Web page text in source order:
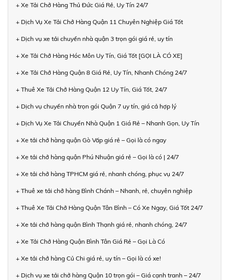
+ Xe Tải Chở Hàng Thủ Đức Giá Rẻ, Uy Tín 24/7
+ Dịch Vụ Xe Tải Chở Hàng Quận 11 Chuyên Nghiệp Giá Tốt
+ Dịch vụ xe tải chuyển nhà quận 3 trọn gói giá rẻ, uy tín
+ Xe Tải Chở Hàng Hóc Môn Uy Tín, Giá Tốt [GỌI LÀ CÓ XE]
+ Xe Tải Chở Hàng Quận 8 Giá Rẻ, Uy Tín, Nhanh Chóng 24/7
+ Thuê Xe Tải Chở Hàng Quận 12 Uy Tín, Giá Tốt, 24/7
+ Dịch vụ chuyển nhà trọn gói Quận 7 uy tín, giá cả hợp lý
+ Dịch Vụ Xe Tải Chuyển Nhà Quận 1 Giá Rẻ – Nhanh Gọn, Uy Tín
+ Xe tải chở hàng quận Gò Vấp giá rẻ – Gọi là có ngay
+ Xe tải chở hàng quận Phú Nhuận giá rẻ – Gọi là có | 24/7
+ Xe tải chở hàng TPHCM giá rẻ, nhanh chóng, phục vụ 24/7
+ Thuê xe tải chở hàng Bình Chánh – Nhanh, rẻ, chuyên nghiệp
+ Thuê Xe Tải Chở Hàng Quận Tân Bình – Có Xe Ngay, Giá Tốt 24/7
+ Xe tải chở hàng quận Bình Thạnh giá rẻ, nhanh chóng, 24/7
+ Xe Tải Chở Hàng Quận Bình Tân Giá Rẻ – Gọi Là Có
+ Xe tải chở hàng Củ Chi giá rẻ, uy tín – Gọi là có xe!
+ Dịch vụ xe tải chở hàng Quận 10 trọn gói – Giá cạnh tranh – 24/7